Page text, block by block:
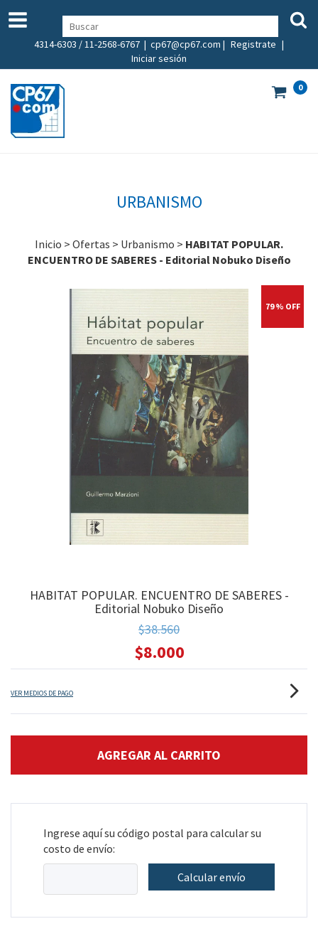
4314-6303 / 11-2568-6767 | cp67@cp67.com | Registrate |
Iniciar sesión
0
URBANISMO
Inicio > Ofertas > Urbanismo > HABITAT POPULAR.
ENCUENTRO DE SABERES - Editorial Nobuko Diseño
79 % OFF
HABITAT POPULAR. ENCUENTRO DE SABERES -
Editorial Nobuko Diseño
$38.560
$8.000
VER MEDIOS DE PAGO
Ingrese aquí su código postal para calcular su
costo de envío:
Calcular envío